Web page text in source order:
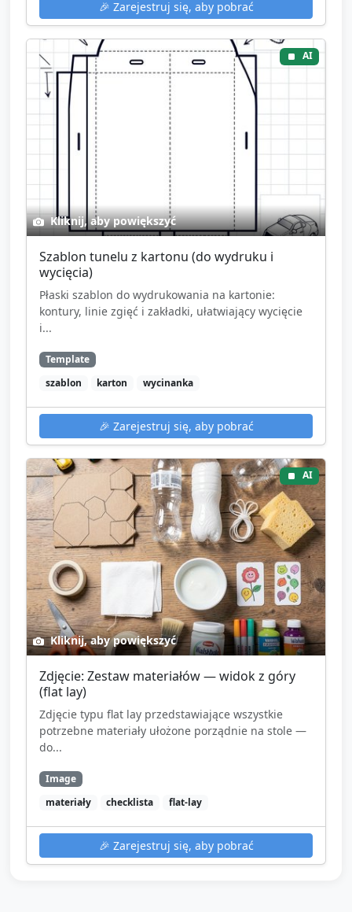
🎉 Zarejestruj się, aby pobrać
AI
Kliknij, aby powiększyć
Szablon tunelu z kartonu (do wydruku i
wycięcia)
Płaski szablon do wydrukowania na kartonie:
kontury, linie zgięć i zakładki, ułatwiający wycięcie
i...
Template
szablon
karton wycinanka
🎉 Zarejestruj się, aby pobrać
AI
Kliknij, aby powiększyć
Zdjęcie: Zestaw materiałów — widok z góry
(flat lay)
Zdjęcie typu flat lay przedstawiające wszystkie
potrzebne materiały ułożone porządnie na stole —
do...
Image
materiały
checklista flat-lay
🎉 Zarejestruj się, aby pobrać